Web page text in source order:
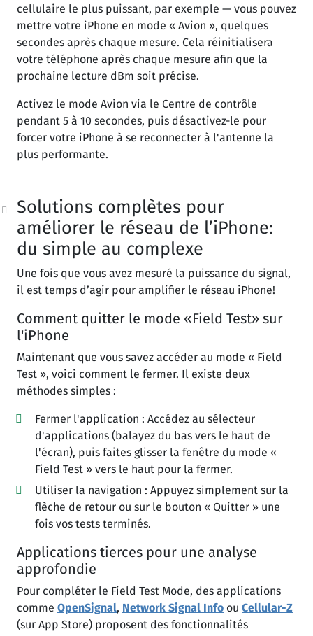
cellulaire le plus puissant, par exemple — vous pouvez
mettre votre iPhone en mode « Avion », quelques
secondes après chaque mesure. Cela réinitialisera
votre téléphone après chaque mesure afin que la
prochaine lecture dBm soit précise.
Activez le mode Avion via le Centre de contrôle
pendant 5 à 10 secondes, puis désactivez-le pour
forcer votre iPhone à se reconnecter à l'antenne la
plus performante.
Solutions complètes pour
améliorer le réseau de l’iPhone:
du simple au complexe
Une fois que vous avez mesuré la puissance du signal,
il est temps d’agir pour amplifier le réseau iPhone!
Comment quitter le mode «Field Test» sur
l'iPhone
Maintenant que vous savez accéder au mode « Field
Test », voici comment le fermer. Il existe deux
méthodes simples :
Fermer l'application : Accédez au sélecteur
d'applications (balayez du bas vers le haut de
l'écran), puis faites glisser la fenêtre du mode «
Field Test » vers le haut pour la fermer.
Utiliser la navigation : Appuyez simplement sur la
flèche de retour ou sur le bouton « Quitter » une
fois vos tests terminés.
Applications tierces pour une analyse
approfondie
Pour compléter le Field Test Mode, des applications
comme OpenSignal, Network Signal Info ou Cellular-Z
(sur App Store) proposent des fonctionnalités